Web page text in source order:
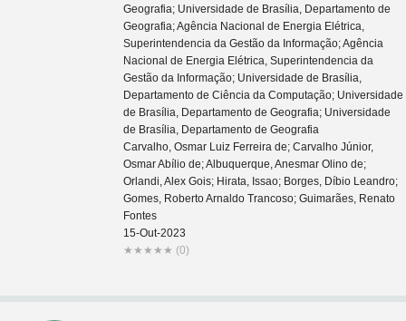
Geografia; Universidade de Brasília, Departamento de
Geografia; Agência Nacional de Energia Elétrica,
Superintendencia da Gestão da Informação; Agência
Nacional de Energia Elétrica, Superintendencia da
Gestão da Informação; Universidade de Brasília,
Departamento de Ciência da Computação; Universidade
de Brasília, Departamento de Geografia; Universidade
de Brasília, Departamento de Geografia
Carvalho, Osmar Luiz Ferreira de; Carvalho Júnior,
Osmar Abílio de; Albuquerque, Anesmar Olino de;
Orlandi, Alex Gois; Hirata, Issao; Borges, Díbio Leandro;
Gomes, Roberto Arnaldo Trancoso; Guimarães, Renato
Fontes
15-Out-2023
★ ★ ★ ★ ★ (0)